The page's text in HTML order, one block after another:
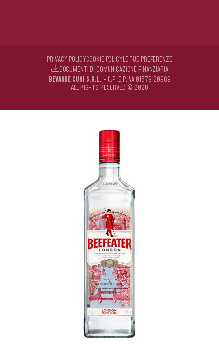
BEVANDE CUNI S.R.L. - C.F. E P.IVA 01579120989
ALL RIGHTS RESERVED © 2026
PRIVACY POLICYCOOKIE POLICYLE TUE PREFERENZE
DOCUMENTI DI COMUNICAZIONE FINANZIARIA